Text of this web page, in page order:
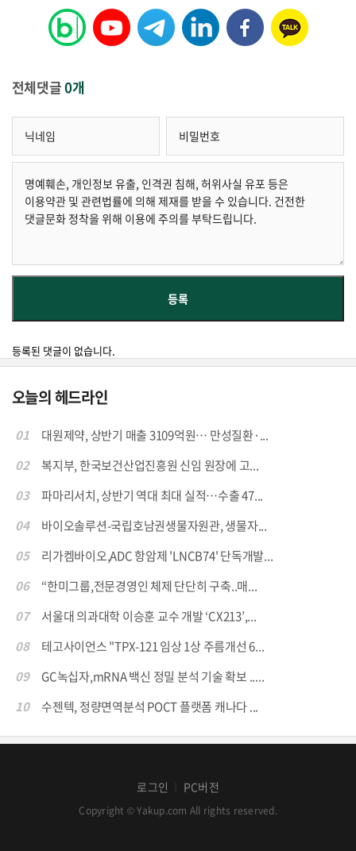
전체댓글0개
등록된 댓글이 없습니다.
오늘의 헤드라인
01
대원제약, 상반기 매출 3109억원… 만성질환·...
02
복지부, 한국보건산업진흥원 신임 원장에 고...
03
파마리서치, 상반기 역대 최대 실적…수출 47...
04
바이오솔루션-국립호남권생물자원관, 생물자...
05
리가켐바이오,ADC 항암제 'LNCB74' 단독개발...
06
“한미그룹,전문경영인 체제 단단히 구축..매...
07
서울대 의과대학 이승훈 교수 개발 ‘CX213’,...
08
테고사이언스 "TPX-121 임상 1상 주름개선 6...
09
GC녹십자,mRNA 백신 정밀 분석 기술 확보 .....
10
수젠텍, 정량면역분석 POCT 플랫폼 캐나다 ...
로그인 PC버전
Copyright © Yakup.com All rights reserved.